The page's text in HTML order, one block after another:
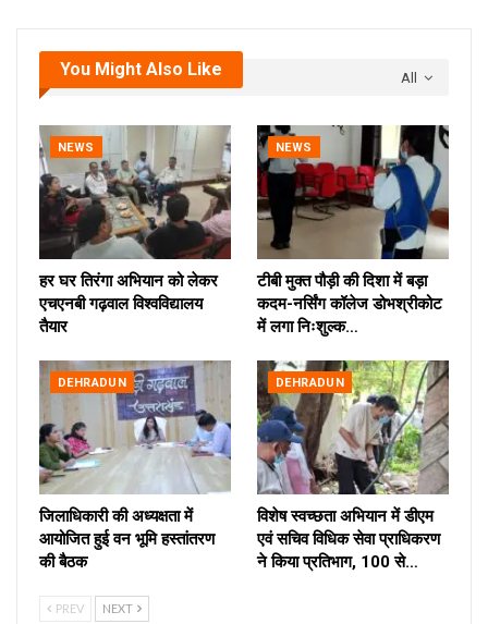
All
You Might Also Like
NEWS
हर घर तिरंगा अभियान को लेकर
एचएनबी गढ़वाल विश्वविद्यालय
तैयार
NEWS
टीबी मुक्त पौड़ी की दिशा में बड़ा
कदम-नर्सिंग कॉलेज डोभश्रीकोट
में लगा निःशुल्क…
DEHRADUN
जिलाधिकारी की अध्यक्षता में
आयोजित हुई वन भूमि हस्तांतरण
की बैठक
DEHRADUN
विशेष स्वच्छता अभियान में डीएम
एवं सचिव विधिक सेवा प्राधिकरण
ने किया प्रतिभाग, 100 से…
PREV NEXT